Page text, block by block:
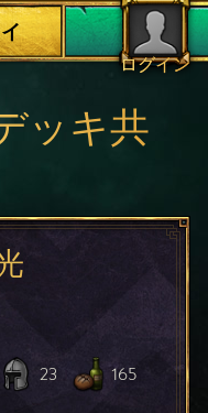
ログイン
ッキ共
23 165